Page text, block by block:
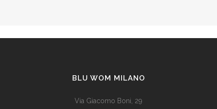
BLU WOM MILANO
Via Giacomo Boni, 29